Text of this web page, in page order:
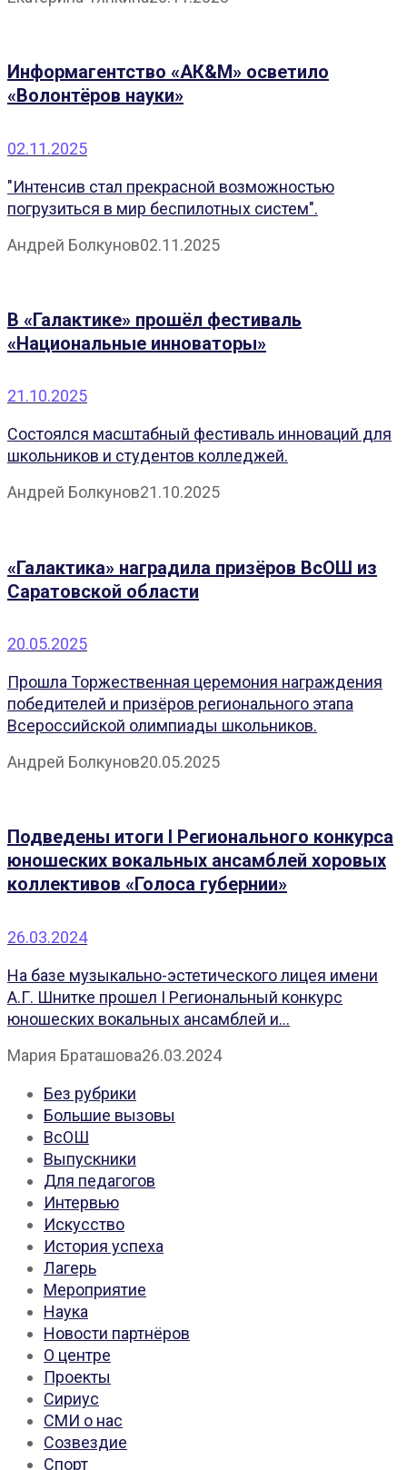
Информагентство «АК&М» осветило
«Волонтёров науки»
02.11.2025
"Интенсив стал прекрасной возможностью
погрузиться в мир беспилотных систем".
Андрей Болкунов02.11.2025
В «Галактике» прошёл фестиваль
«Национальные инноваторы»
21.10.2025
Состоялся масштабный фестиваль инноваций для
школьников и студентов колледжей.
Андрей Болкунов21.10.2025
«Галактика» наградила призёров ВсОШ из
Саратовской области
20.05.2025
Прошла Торжественная церемония награждения
победителей и призёров регионального этапа
Всероссийской олимпиады школьников.
Андрей Болкунов20.05.2025
Подведены итоги I Регионального конкурса
юношеских вокальных ансамблей хоровых
коллективов «Голоса губернии»
26.03.2024
На базе музыкально-эстетического лицея имени
А.Г. Шнитке прошел I Региональный конкурс
юношеских вокальных ансамблей и...
Мария Браташова26.03.2024
Без рубрики
Большие вызовы
ВсОШ
Выпускники
Для педагогов
Интервью
Искусство
История успеха
Лагерь
Мероприятие
Наука
Новости партнёров
О центре
Проекты
Сириус
СМИ о нас
Созвездие
Спорт